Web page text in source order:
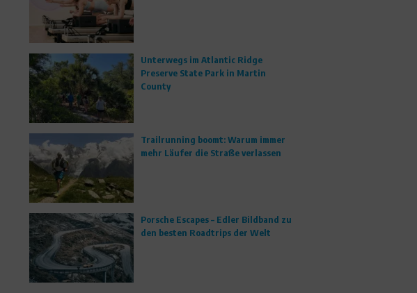
Unterwegs im Atlantic Ridge
Preserve State Park in Martin
County
Trailrunning boomt: Warum immer
mehr Läufer die Straße verlassen
Porsche Escapes – Edler Bildband zu
den besten Roadtrips der Welt